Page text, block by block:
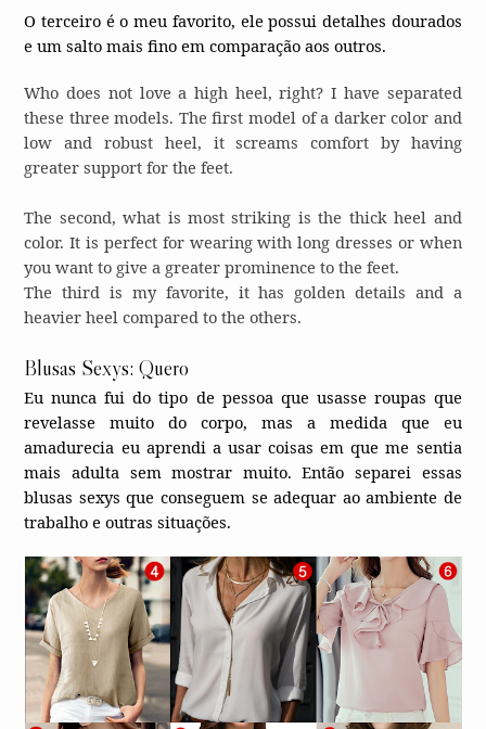
O terceiro é o meu favorito, ele possui detalhes dourados
e um salto mais fino em comparação aos outros.
Who does not love a high heel, right? I have separated
these three models. The first model of a darker color and
low and robust heel, it screams comfort by having
greater support for the feet.
The second, what is most striking is the thick heel and
color. It is perfect for wearing with long dresses or when
you want to give a greater prominence to the feet.
The third is my favorite, it has golden details and a
heavier heel compared to the others.
Blusas Sexys: Quero
Eu nunca fui do tipo de pessoa que usasse roupas que
revelasse muito do corpo, mas a medida que eu
amadurecia eu aprendi a usar coisas em que me sentia
mais adulta sem mostrar muito. Então separei essas
blusas sexys que conseguem se adequar ao ambiente de
trabalho e outras situações.